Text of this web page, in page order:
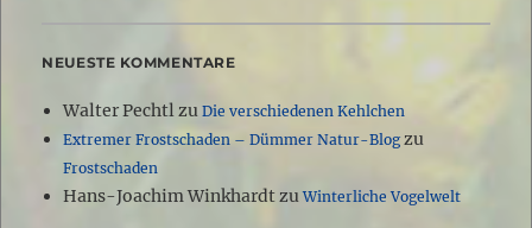
NEUESTE KOMMENTARE
Walter Pechtlzu Die verschiedenen Kehlchen
Extremer Frostschaden – Dümmer Natur-Blogzu
Frostschaden
Hans-Joachim WinkhardtzuWinterliche Vogelwelt